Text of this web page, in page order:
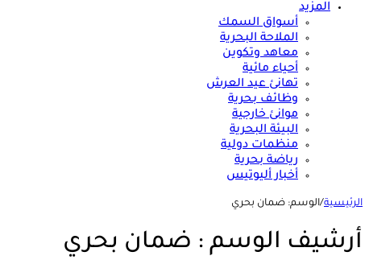
المزيد
أسواق السمك
الملاحة البحرية
معاهد وتكوين
أحياء مائية
تهانئ عيد العرش
وظائف بحرية
موانئ خارجية
البيئة البحرية
منظمات دولية
رياضة بحرية
أخبار أليوتيس
الرئيسية/الوسم: ضمان بحري
أرشيف الوسم : ضمان بحري